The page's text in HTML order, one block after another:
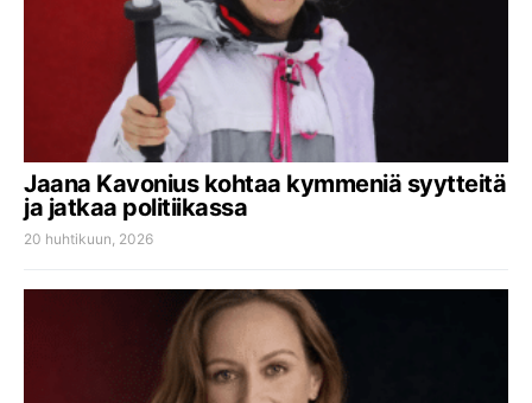
Jaana Kavonius kohtaa kymmeniä syytteitä
ja jatkaa politiikassa
20 huhtikuun, 2026